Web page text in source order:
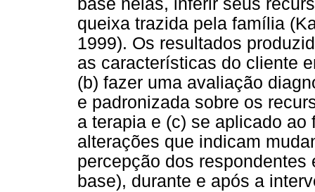
base nelas, inferir seus
queixa trazida pela família
1999). Os resultados
as características do cliente
(b) fazer uma avaliação
e padronizada sobre os
a terapia e (c) se aplicado
alterações que indicam
percepção dos
base), durante e após a